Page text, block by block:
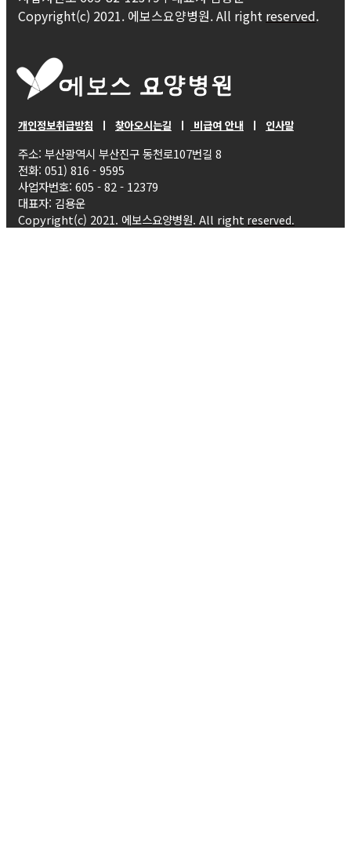
Copyright(c) 2021. 에보스요양병원. All right reserved.
개인정보취급방침 ㅣ 찾아오시는길 ㅣ 비급여 안내 ㅣ 인사말
주소: 부산광역시 부산진구 동천로107번길 8
전화: 051) 816 - 9595
사업자번호: 605 - 82 - 12379
대표자: 김용운
Copyright(c) 2021. 에보스요양병원. All right reserved.